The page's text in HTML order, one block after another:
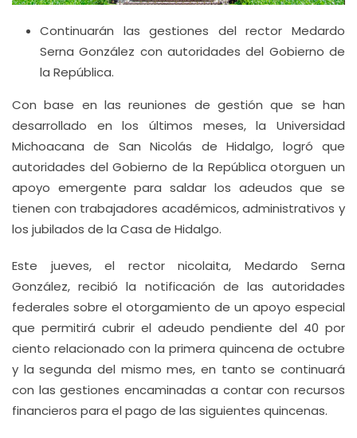
Continuarán las gestiones del rector Medardo
Serna González con autoridades del Gobierno de
la República.
Con base en las reuniones de gestión que se han
desarrollado en los últimos meses, la Universidad
Michoacana de San Nicolás de Hidalgo, logró que
autoridades del Gobierno de la República otorguen un
apoyo emergente para saldar los adeudos que se
tienen con trabajadores académicos, administrativos y
los jubilados de la Casa de Hidalgo.
Este jueves, el rector nicolaita, Medardo Serna
González, recibió la notificación de las autoridades
federales sobre el otorgamiento de un apoyo especial
que permitirá cubrir el adeudo pendiente del 40 por
ciento relacionado con la primera quincena de octubre
y la segunda del mismo mes, en tanto se continuará
con las gestiones encaminadas a contar con recursos
financieros para el pago de las siguientes quincenas.